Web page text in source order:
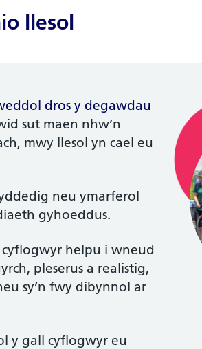
llesol
dros y degawdau
sut maen nhw’n
mwy llesol yn cael eu
neu ymarferol
gyhoeddus.
helpu i wneud
pleserus a realistig,
sy’n fwy dibynnol ar
y gall cyflogwyr eu